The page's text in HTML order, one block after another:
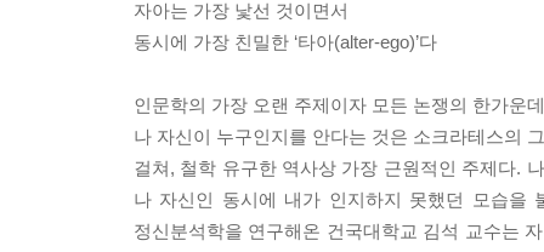
노인이 자기 방으로 들어오는 것이 보였다. 프로
방으로 들어온 그 노인이 거울에 비친 프로이트
화에 대한 분석을 토대로 프로이트는 ‘두려운 낯
고 편한 것(heimlich)이 어느 순간 낯설게 느껴질
--- p.40
정체성의 혼란이나 불행감은 나의 삶을 타인의
자아는 가장 낯선 것이면서
동시에 가장 친밀한 ‘타아(alter-ego)’다
인문학의 가장 오랜 주제이자 모든 논쟁의 한가운
나 자신이 누구인지를 안다는 것은 소크라테스의
걸쳐, 철학 유구한 역사상 가장 근원적인 주제다.
나 자신인 동시에 내가 인지하지 못했던 모습을
정신분석학을 연구해온 건국대학교 김석 교수는